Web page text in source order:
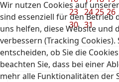
23 24 25 26
30 31
Wir nutzen Cookies auf
sind essenziell für den Betrieb
uns helfen, diese Website und
verbessern (Tracking
entscheiden, ob Sie die
beachten Sie, dass bei einer
mehr alle Funktionalitäten der